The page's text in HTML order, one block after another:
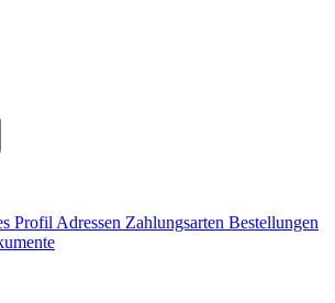
Profil Adressen Zahlungsarten Bestellungen